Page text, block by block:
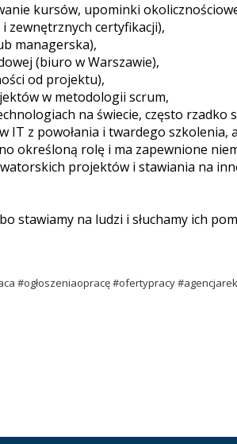
kursów, upominki
zewnętrznych certyfikacji),
managerska),
(biuro w Warszawie),
od projektu),
w metodologii scrum,
na świecie, często rzadko
z powołania i twardego szkolenia,
określoną rolę i ma zapewnione
projektów i stawiania na
stawiamy na ludzi i słuchamy ich
#ogłoszeniaopracę #ofertypracy